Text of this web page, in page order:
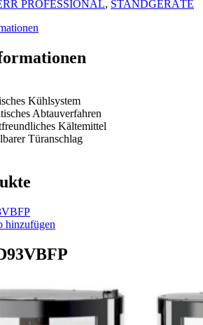
PROFESSIONAL, STANDGERÄTE
Kühlsystem
Abtauverfahren
Kältemittel
Türanschlag
hinzufügen